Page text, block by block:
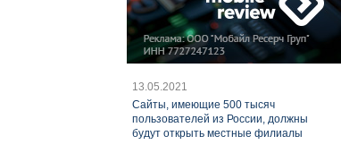
13.05.2021
Cайты, имеющие 500 тысяч
пользователей из России, должны
будут открыть местные филиалы